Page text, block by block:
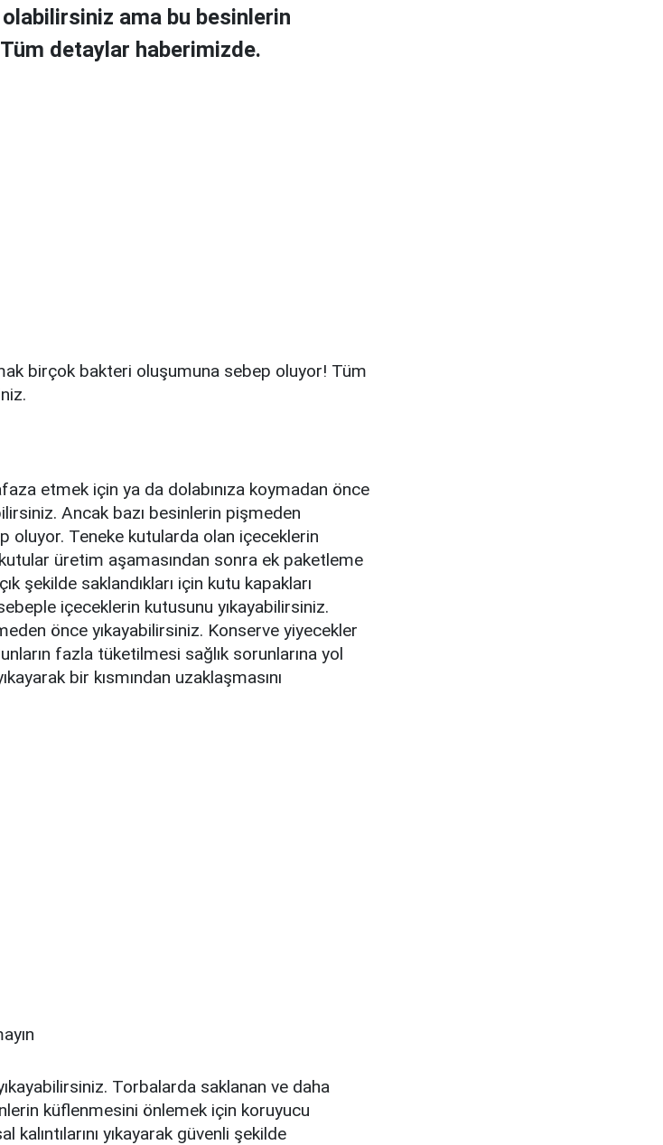
ama bu besinlerin
detaylar haberimizde.
birçok bakteri oluşumuna sebep oluyor! Tüm
etmek için ya da dolabınıza koymadan önce
Ancak bazı besinlerin pişmeden
oluyor. Teneke kutularda olan içeceklerin
kutular üretim aşamasından sonra ek paketleme
şekilde saklandıkları için kutu kapakları
içeceklerin kutusunu yıkayabilirsiniz.
önce yıkayabilirsiniz. Konserve yiyecekler
fazla tüketilmesi sağlık sorunlarına yol
bir kısmından uzaklaşmasını
Torbalarda saklanan ve daha
küflenmesini önlemek için koruyucu
yıkayarak güvenli şekilde